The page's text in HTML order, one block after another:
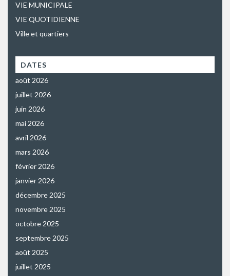
VIE MUNICIPALE
VIE QUOTIDIENNE
Ville et quartiers
DATES
août 2026
juillet 2026
juin 2026
mai 2026
avril 2026
mars 2026
février 2026
janvier 2026
décembre 2025
novembre 2025
octobre 2025
septembre 2025
août 2025
juillet 2025